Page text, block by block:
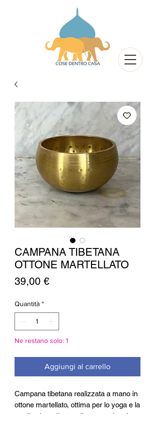
CAMPANA TIBETANA
OTTONE MARTELLATO
39,00 €Prezzo
Quantità *
Ne restano solo: 1
Aggiungi al carrello
Campana tibetana realizzata a mano in
ottone martellato, ottima per lo yoga e la
meditazione. Il martellamento che viene